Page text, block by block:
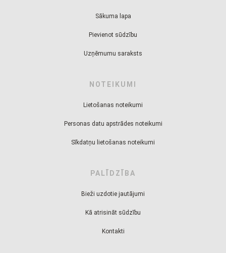
Sākuma lapa
Pievienot sūdzību
Uzņēmumu saraksts
NOTEIKUMI
Lietošanas noteikumi
Personas datu apstrādes noteikumi
Sīkdatņu lietošanas noteikumi
PALĪDZĪBA
Bieži uzdotie jautājumi
Kā atrisināt sūdzību
Kontakti